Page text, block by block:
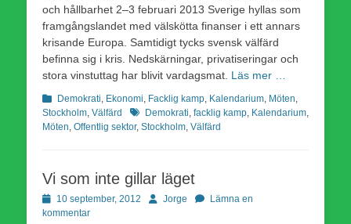
och hållbarhet 2–3 februari 2013 Sverige hyllas som
framgångslandet med välskötta finanser i ett annars
krisande Europa. Samtidigt tycks svensk välfärd
befinna sig i kris. Nedskärningar, privatiseringar och
stora vinstuttag har blivit vardagsmat. Läs mer …
Kategorier
Demokrati Ekonomi Facklig kamp Kalendarium Möten
Stockholm Välfärd EtiketterDemokrati facklig kamp Kalendarium
Möten Offentlig sektor, Stockholm Välfärd
Vi som inte gillar läget
Publicerad
den
10 september, 2012 Författare
Jorge
Lämna en
kommentar